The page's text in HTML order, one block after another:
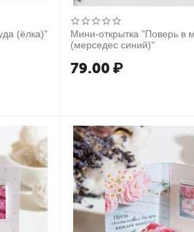
(ёлка)"
Мини-открытка "Поверь в
(мерседес синий)"
79.00 ₽